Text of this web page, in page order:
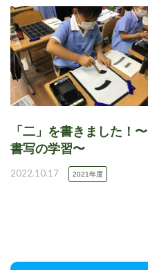
「二」を書きました！〜
書写の学習〜
2022.10.17 2021年度